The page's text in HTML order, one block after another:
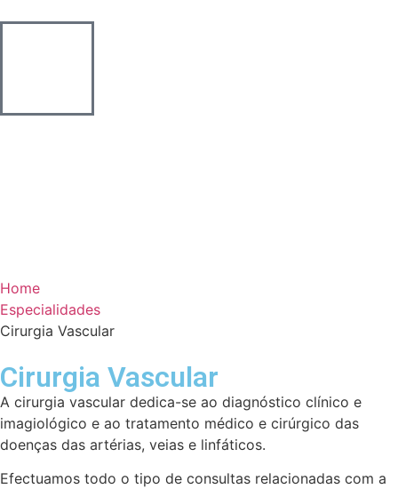
Home
Especialidades
Cirurgia Vascular
Cirurgia Vascular
A cirurgia vascular dedica-se ao diagnóstico clínico e
imagiológico e ao tratamento médico e cirúrgico das
doenças das artérias, veias e linfáticos.
Efectuamos todo o tipo de consultas relacionadas com a